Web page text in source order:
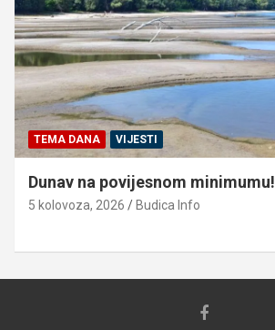
TEMA DANA VIJESTI
Dunav na povijesnom minimumu!
5 kolovoza, 2026 Budica Info